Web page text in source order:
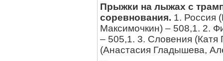
Прыжки на лыжах с
соревнования. 1. Россия
Максимочкин) – 508,1. 2.
– 505,1. 3. Словения
(Анастасия Гладышева,